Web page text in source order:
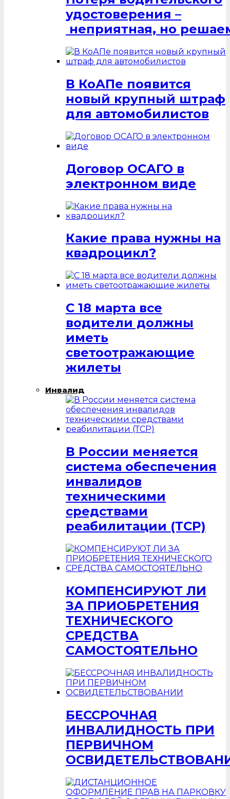
удостоверения –
неприятная, но
В КоАПе появится
новый крупный штраф
для автомобилистов
Договор ОСАГО в
электронном виде
Какие права нужны на
квадроцикл?
С 18 марта все
водители должны
иметь
светоотражающие
жилеты
Инвалид
В России меняется
система обеспечения
инвалидов
техническими
средствами
реабилитации (ТСР)
КОМПЕНСИРУЮТ ЛИ
ЗА ПРИОБРЕТЕНИЯ
ТЕХНИЧЕСКОГО
СРЕДСТВА
САМОСТОЯТЕЛЬНО
БЕССРОЧНАЯ
ИНВАЛИДНОСТЬ ПРИ
ПЕРВИЧНОМ